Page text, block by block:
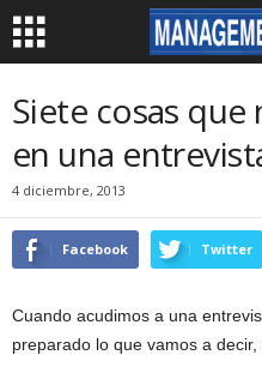
Siete cosas
en una
4 diciembre, 2013
Facebook Twitter
Cuando acudimos a una
preparado lo que vamos a